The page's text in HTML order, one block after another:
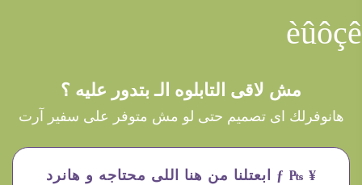
èûôçê
مش لاقى التابلوه الـ بتدور عليه ؟
هانوفرلك اى تصميم حتى لو مش متوفر على سفير آرت
¥ ₧ ƒ ابعتلنا من هنا اللى محتاجه و هانرد